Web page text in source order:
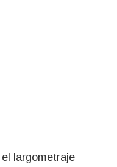
largometraje